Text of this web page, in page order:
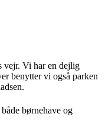
vejr. Vi har en dejlig
benytter vi også parken
børnehave og